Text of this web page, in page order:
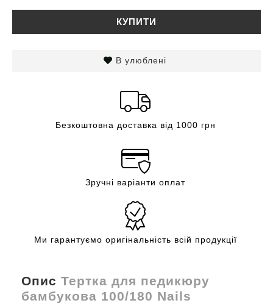
КУПИТИ
В улюблені
Безкоштовна доставка від 1000 грн
Зручні варіанти оплат
Ми гарантуємо оригінальність всій продукції
Опис Тертка для педикюру
бамбукова 100/180 Nails